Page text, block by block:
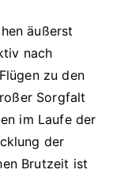
äußerst
nach
zu den
Sorgfalt
im Laufe der
der
Brutzeit ist